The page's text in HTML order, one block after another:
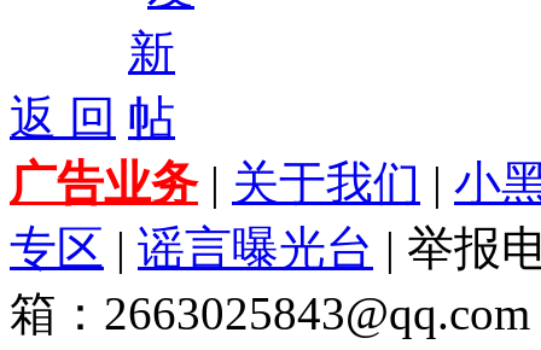
返 回
广告业务| 关于我们 | 小
专区 | 谣言曝光台 | 举报
箱：2663025843@qq.com